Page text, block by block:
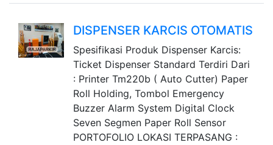
DISPENSER KARCIS OTOMATIS
Spesifikasi Produk Dispenser Karcis:
Ticket Dispenser Standard Terdiri Dari
: Printer Tm220b ( Auto Cutter) Paper
Roll Holding, Tombol Emergency
Buzzer Alarm System Digital Clock
Seven Segmen Paper Roll Sensor
PORTOFOLIO LOKASI TERPASANG :